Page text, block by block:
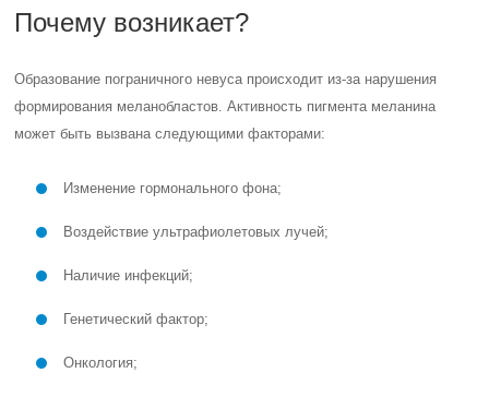
Почему возникает?
Образование пограничного невуса происходит из-за нарушения
формирования меланобластов. Активность пигмента меланина
может быть вызвана следующими факторами:
Изменение гормонального фона;
Воздействие ультрафиолетовых лучей;
Наличие инфекций;
Генетический фактор;
Онкология;